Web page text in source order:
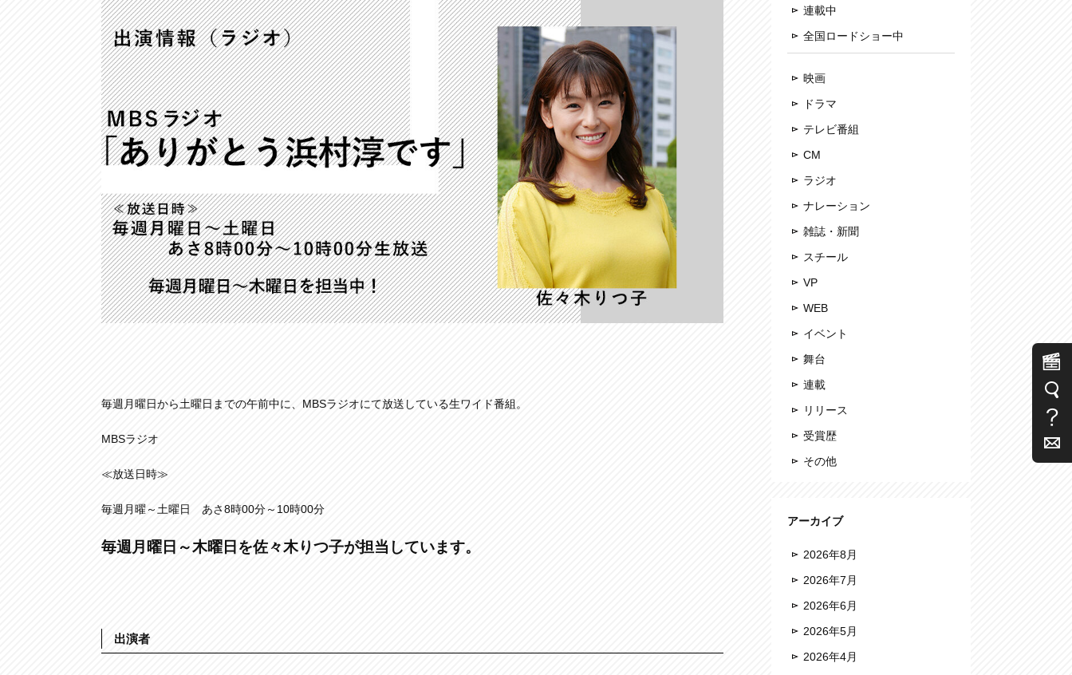
毎週月曜日から土曜日までの午前中に、MBSラジオにて放送している生ワイド番組。
MBSラジオ
≪放送日時≫
毎週月曜～土曜日 あさ8時00分～10時00分
毎週月曜日～木曜日を佐々木りつ子が担当しています。
出演者
連載中
全国ロードショー中
映画
ドラマ
テレビ番組
CM
ラジオ
ナレーション
雑誌・新聞
スチール
VP
WEB
イベント
舞台
連載
リリース
受賞歴
その他
アーカイブ
2026年8月
2026年7月
2026年6月
2026年5月
2026年4月